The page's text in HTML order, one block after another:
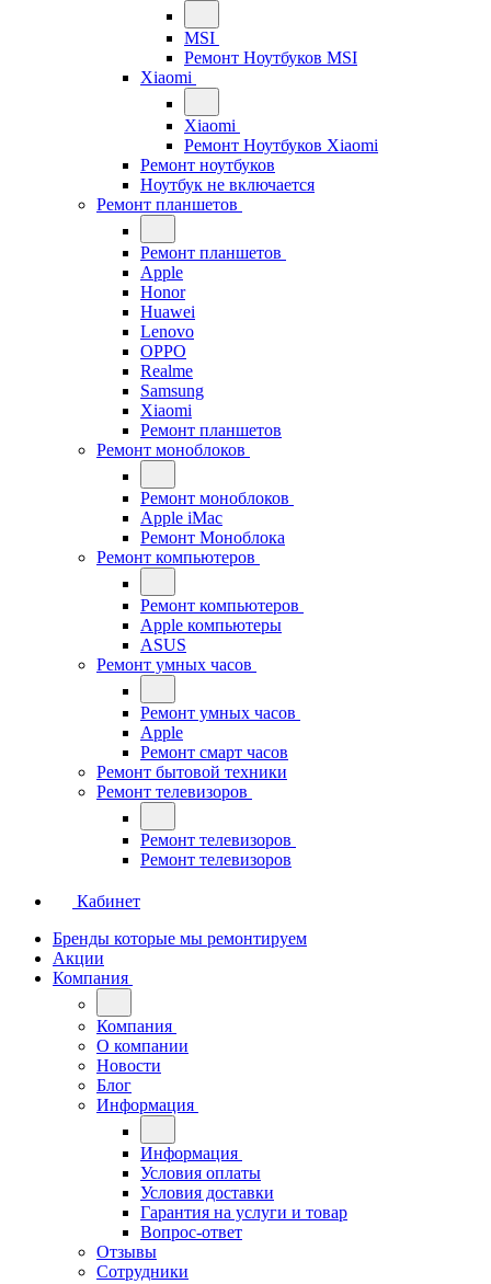
MSI
Ремонт Ноутбуков MSI
Xiaomi
Xiaomi
Ремонт Ноутбуков Xiaomi
Ремонт ноутбуков
Ноутбук не включается
Ремонт планшетов
Ремонт планшетов
Apple
Honor
Huawei
Lenovo
OPPO
Realme
Samsung
Xiaomi
Ремонт планшетов
Ремонт моноблоков
Ремонт моноблоков
Apple iMac
Ремонт Моноблока
Ремонт компьютеров
Ремонт компьютеров
Apple компьютеры
ASUS
Ремонт умных часов
Ремонт умных часов
Apple
Ремонт смарт часов
Ремонт бытовой техники
Ремонт телевизоров
Ремонт телевизоров
Ремонт телевизоров
Кабинет
Бренды которые мы ремонтируем
Акции
Компания
Компания
О компании
Новости
Блог
Информация
Информация
Условия оплаты
Условия доставки
Гарантия на услуги и товар
Вопрос-ответ
Отзывы
Сотрудники